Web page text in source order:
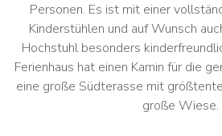
Personen. Es ist mit einer
Kinderstühlen und auf Wunsch
Hochstuhl besonders
Ferienhaus hat einen Kamin für die
eine große Südterasse mit
große Wiese.